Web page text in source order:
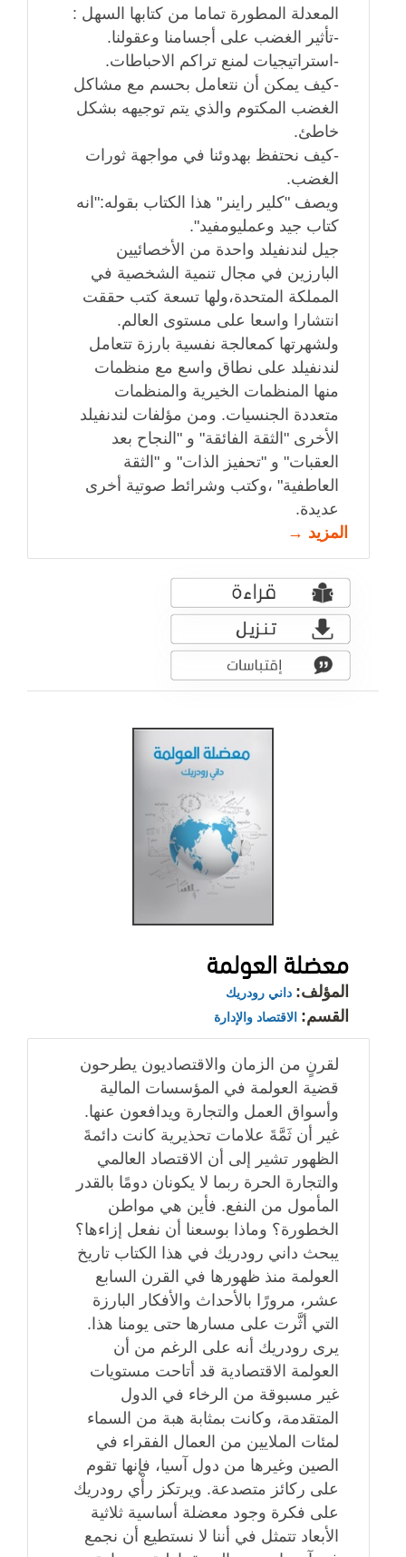
المعدلة المطورة تماما من كتابها السهل :
-تأثير الغضب على أجسامنا وعقولنا.
-استراتيجيات لمنع تراكم الاحباطات.
-كيف يمكن أن نتعامل بحسم مع مشاكل
الغضب المكتوم والذي يتم توجيهه بشكل
خاطئ.
-كيف نحتفظ بهدوئنا في مواجهة ثورات
الغضب.
ويصف "كلير راينر" هذا الكتاب بقوله:"انه
كتاب جيد وعمليومفيد".
جيل لندنفيلد واحدة من الأخصائيين
البارزين في مجال تنمية الشخصية في
المملكة المتحدة،ولها تسعة كتب حققت
انتشارا واسعا على مستوى العالم.
ولشهرتها كمعالجة نفسية بارزة تتعامل
لندنفيلد على نطاق واسع مع منظمات
منها المنظمات الخيرية والمنظمات
متعددة الجنسيات. ومن مؤلفات لندنفيلد
الأخرى "الثقة الفائقة" و "النجاح بعد
العقبات" و "تحفيز الذات" و "الثقة
العاطفية" ،وكتب وشرائط صوتية أخرى
عديدة.
المزيد →
معضلة العولمة
المؤلف: داني رودريك
القسم: الاقتصاد والإدارة
لقرنٍ من الزمان والاقتصاديون يطرحون
قضية العولمة في المؤسسات المالية
وأسواق العمل والتجارة ويدافعون عنها.
غير أن ثَمَّةَ علامات تحذيرية كانت دائمةَ
الظهور تشير إلى أن الاقتصاد العالمي
والتجارة الحرة ربما لا يكونان دومًا بالقدر
المأمول من النفع. فأين هي مواطن
الخطورة؟ وماذا بوسعنا أن نفعل إزاءها؟
يبحث داني رودريك في هذا الكتاب تاريخ
العولمة منذ ظهورها في القرن السابع
عشر، مرورًا بالأحداث والأفكار البارزة
التي أثَّرت على مسارها حتى يومنا هذا.
يرى رودريك أنه على الرغم من أن
العولمة الاقتصادية قد أتاحت مستويات
غير مسبوقة من الرخاء في الدول
المتقدمة، وكانت بمثابة هبة من السماء
لمئات الملايين من العمال الفقراء في
الصين وغيرها من دول آسيا، فإنها تقوم
على ركائز متصدعة. ويرتكز رأْي رودريك
على فكرة وجود معضلة أساسية ثلاثية
الأبعاد تتمثل في أننا لا نستطيع أن نجمع